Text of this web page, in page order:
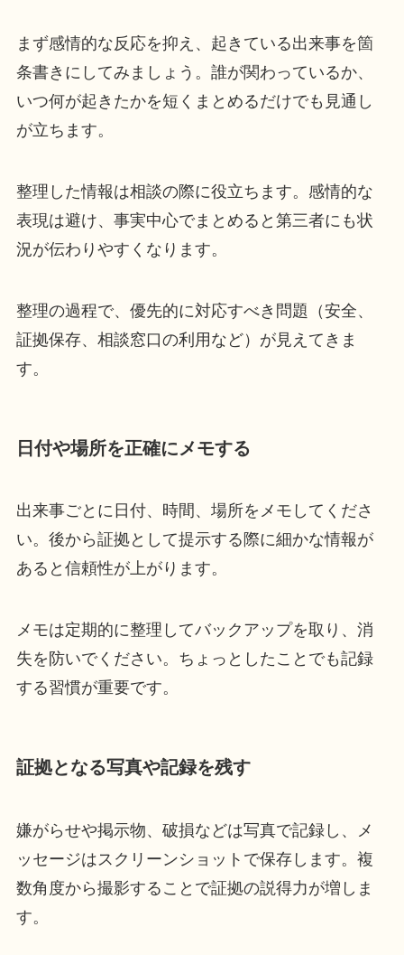
まず感情的な反応を抑え、起きている出来事を箇
条書きにしてみましょう。誰が関わっているか、
いつ何が起きたかを短くまとめるだけでも見通し
が立ちます。
整理した情報は相談の際に役立ちます。感情的な
表現は避け、事実中心でまとめると第三者にも状
況が伝わりやすくなります。
整理の過程で、優先的に対応すべき問題（安全、
証拠保存、相談窓口の利用など）が見えてきま
す。
日付や場所を正確にメモする
出来事ごとに日付、時間、場所をメモしてくださ
い。後から証拠として提示する際に細かな情報が
あると信頼性が上がります。
メモは定期的に整理してバックアップを取り、消
失を防いでください。ちょっとしたことでも記録
する習慣が重要です。
証拠となる写真や記録を残す
嫌がらせや掲示物、破損などは写真で記録し、メ
ッセージはスクリーンショットで保存します。複
数角度から撮影することで証拠の説得力が増しま
す。